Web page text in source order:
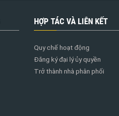
HỢP TÁC VÀ LIÊN KẾT
Quy chế hoạt động
Đăng ký đại lý ủy quyền
Trở thành nhà phân phối